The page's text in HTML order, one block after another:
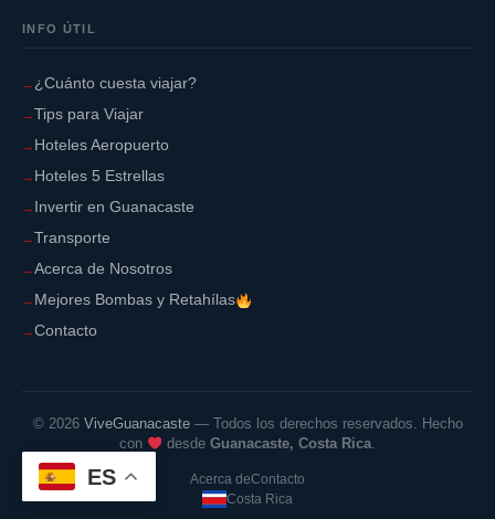
INFO ÚTIL
¿Cuánto cuesta viajar?
Tips para Viajar
Hoteles Aeropuerto
Hoteles 5 Estrellas
Invertir en Guanacaste
Transporte
Acerca de Nosotros
Mejores Bombas y Retahílas
Contacto
© 2026 ViveGuanacaste— Todos los derechos reservados. Hecho
con
desdeGuanacaste, Costa Rica
Acerca deContacto
Costa Rica
ES